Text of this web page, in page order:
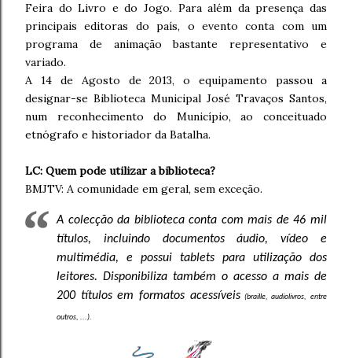
Feira do Livro e do Jogo. Para além da presença das
principais editoras do país, o evento conta com um
programa de animação bastante representativo e
variado.
A 14 de Agosto de 2013, o equipamento passou a
designar-se Biblioteca Municipal José Travaços Santos,
num reconhecimento do Município, ao conceituado
etnógrafo e historiador da Batalha.
LC: Quem pode utilizar a biblioteca?
BMJTV: A comunidade em geral, sem exceção.
A colecção da biblioteca conta com mais de 46 mil
títulos, incluindo documentos áudio, vídeo e
multimédia, e possui tablets para utilização dos
leitores. Disponibiliza também o acesso a mais de
200 títulos em formatos acessíveis(braille, audiolivros, entre
outros, ...).